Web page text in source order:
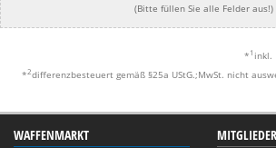
(Bitte füllen Sie alle Felder aus!)
* 1 inkl.
*2differenzbesteuert gemäß §25a UStG.;MwSt. nicht
WAFFENMARKT MITGLIEDER